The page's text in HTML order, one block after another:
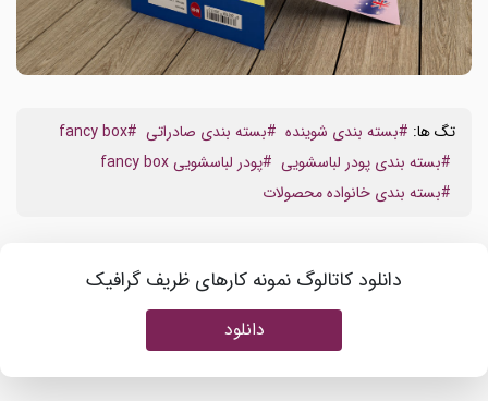
تگ ها: #بسته بندی شوینده #بسته بندی صادراتی #fancy box
#بسته بندی پودر لباسشویی #پودر لباسشویی fancy box
#بسته بندی خانواده محصولات
دانلود کاتالوگ نمونه کارهای ظریف گرافیک
دانلود